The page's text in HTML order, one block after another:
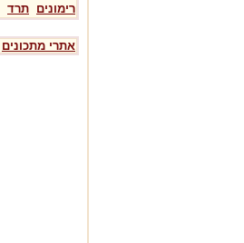
רימונים תרד
אתרי מתכונים